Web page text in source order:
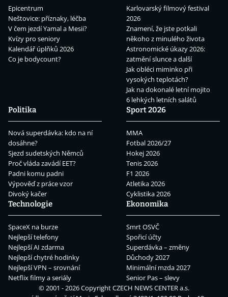
Epicentrum
Neštovice: příznaky, léčba
V čem jezdí Yamal a Mesii?
Kvízy pro seniory
Kalendář úplňků 2026
Co je bodycount?
Karlovarský filmový festival
2026
Znamení, že jste potkali
někoho z minulého života
Astronomické úkazy 2026:
zatmění slunce a další
Jak obléci miminko při
vysokých teplotách?
Jak na dokonalé letní mojito
6 lehkých letních salátů
Politika
Nová superdávka: kdo na ní
dosáhne?
Sjezd sudetských Němců
Proč vláda zavádí EET?
Padni komu padni
Výpověď z práce vzor
Divoký kačer
Sport 2026
MMA
Fotbal 2026/27
Hokej 2026
Tenis 2026
F1 2026
Atletika 2026
Cyklistika 2026
Technologie
SpaceX na burze
Nejlepší telefony
Nejlepší AI zdarma
Nejlepší chytré hodinky
Nejlepší VPN – srovnání
Netflix filmy a seriály
Ekonomika
Smrt OSVČ
Spořicí účty
Superdávka – změny
Důchody 2027
Minimální mzda 2027
Senior Pas – slevy
© 2001 - 2026 CopyrightCZECH NEWS CENTER a.s.